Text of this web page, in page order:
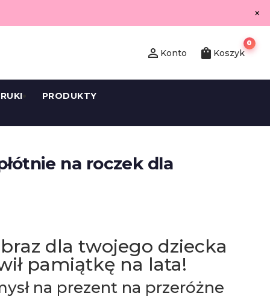
×
person_outline Konto shopping_bag Koszyk
0
PRODUKTY
na roczek dla
dla twojego dziecka
pamiątkę na lata!
na prezent na przeróżne